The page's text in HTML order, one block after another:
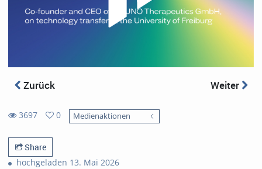
Zurück Weiter
3697
views
0
favorites
Medienaktionen
Share
hochgeladen 13. Mai 2026